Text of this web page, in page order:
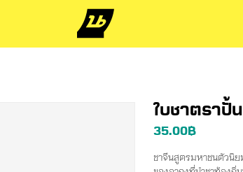
ใบชาตราปั้น
35.00฿
ชาจีนสูตรมหาชนตัวนิย